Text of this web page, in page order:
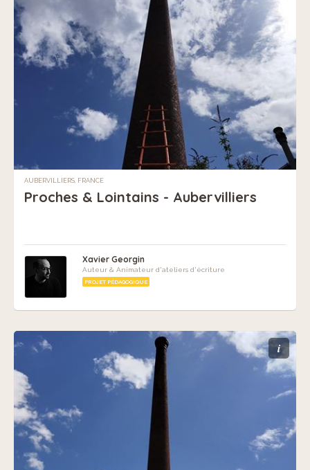
AUBERVILLIERS, FRANCE
Proches & Lointains - Aubervilliers
Xavier Georgin
Auteur & Animateur d'ateliers d'écriture
PROJET PÉDAGOGIQUE
i